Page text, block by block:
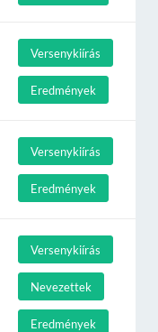
Versenykiírás
Eredmények
Versenykiírás
Eredmények
Versenykiírás
Nevezettek
Eredmények